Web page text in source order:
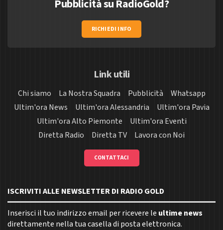
Pubblicità su RadioGold?
RICHIEDI INFO
Link utili
Chi siamo La Nostra Squadra Pubblicità
Whatsapp
Ultim'ora News
Ultim'ora Alessandria
Ultim'ora Pavia
Ultim'ora Alto Piemonte
Ultim'ora Eventi
Diretta Radio
Diretta TV Lavora con Noi
CONTATTACI
ISCRIVITI ALLE NEWSLETTER DI RADIO GOLD
Inserisci il tuo indirizzo email per ricevere le ultime news
direttamente nella tua casella di posta elettronica.